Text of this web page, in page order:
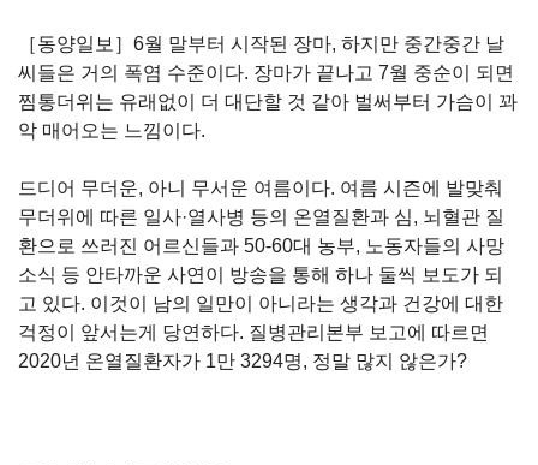
［동양일보］6월 말부터 시작된 장마, 하지만 중간중간 날
씨들은 거의 폭염 수준이다. 장마가 끝나고 7월 중순이 되면
찜통더위는 유래없이 더 대단할 것 같아 벌써부터 가슴이 꽈
악 매어오는 느낌이다.
드디어 무더운, 아니 무서운 여름이다. 여름 시즌에 발맞춰
무더위에 따른 일사·열사병 등의 온열질환과 심, 뇌혈관 질
환으로 쓰러진 어르신들과 50-60대 농부, 노동자들의 사망
소식 등 안타까운 사연이 방송을 통해 하나 둘씩 보도가 되
고 있다. 이것이 남의 일만이 아니라는 생각과 건강에 대한
걱정이 앞서는게 당연하다. 질병관리본부 보고에 따르면
2020년 온열질환자가 1만 3294명, 정말 많지 않은가?